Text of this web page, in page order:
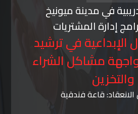
في مدينة ميونيخ
إدارة المشتريات
الإبداعية في ترشيد
مشاكل الشراء
والتخزين
قاعة فندقية